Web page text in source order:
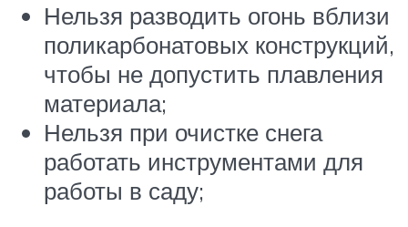
Нельзя разводить огонь вблизи
поликарбонатовых конструкций,
чтобы не допустить плавления
материала;
Нельзя при очистке снега
работать инструментами для
работы в саду;